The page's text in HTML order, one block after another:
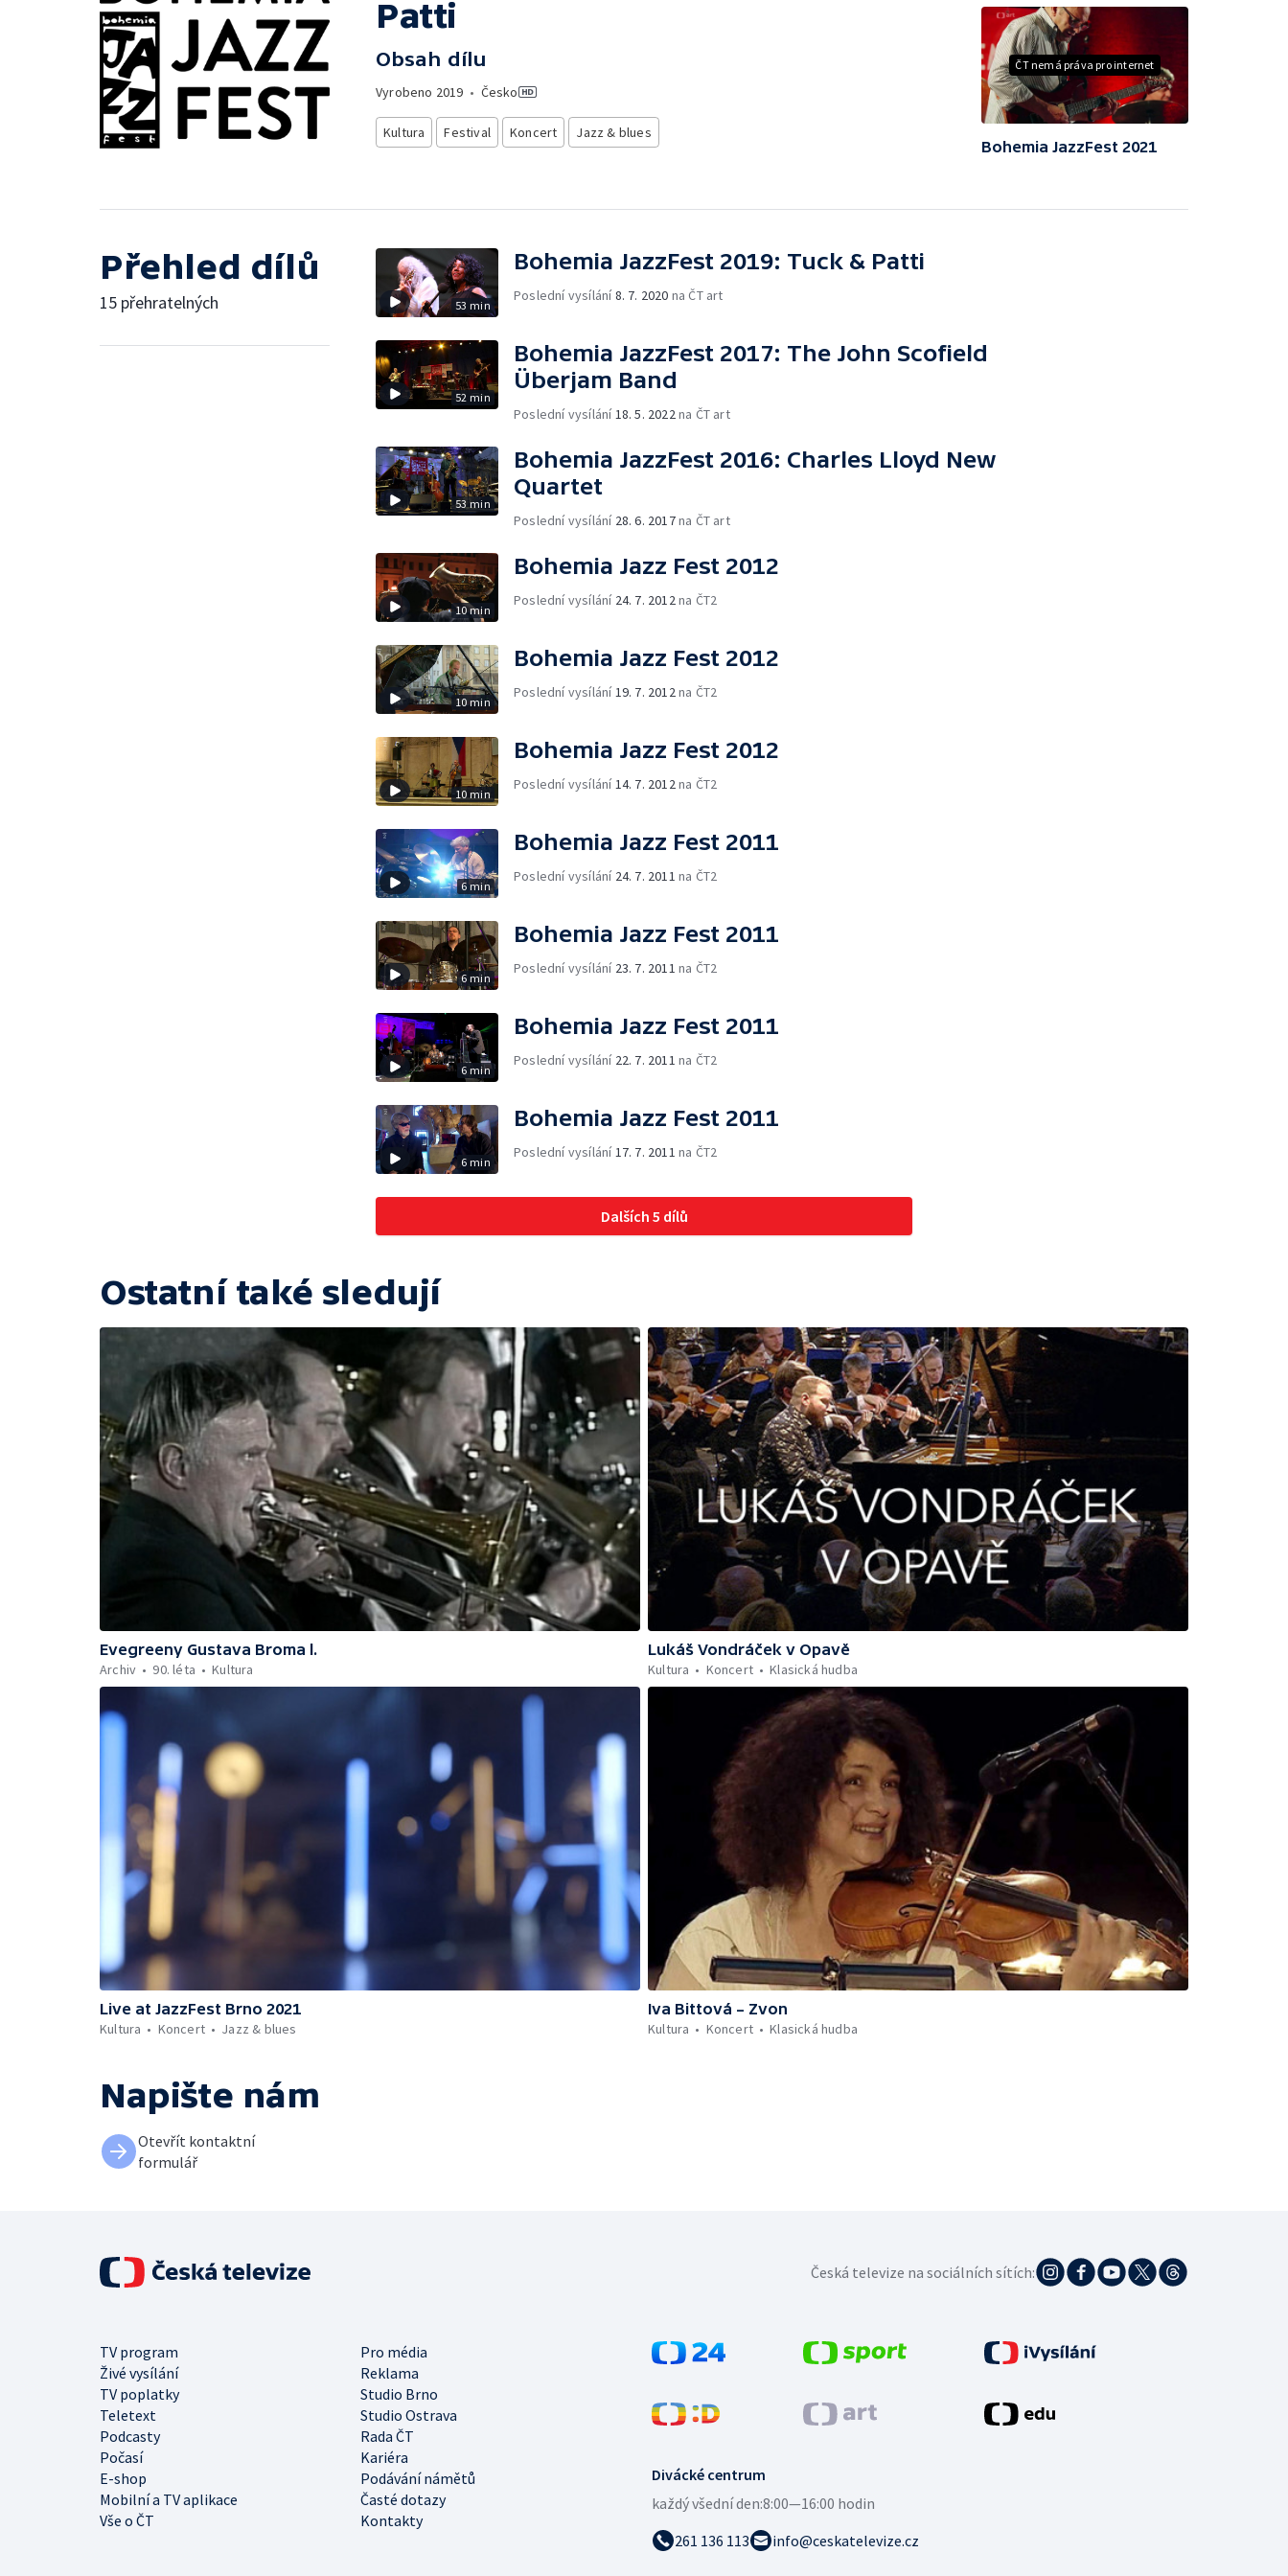
Patti
Obsah dílu
Vyrobeno 2019 • Česko
Kultura Festival Koncert Jazz & blues
ČT nemá práva pro internet
Bohemia JazzFest 2021
Přehled dílů
15 přehratelných 53 min
Bohemia JazzFest 2019: Tuck & Patti
Poslední vysílání8. 7. 2020 na ČT art
52 min
Bohemia JazzFest 2017: The John Scofield
Überjam Band
Poslední vysílání 18. 5. 2022 na ČT art
53 min
Bohemia JazzFest 2016: Charles Lloyd New
Quartet
Poslední vysílání 28. 6. 2017na ČT art
10 min
Bohemia Jazz Fest 2012
Poslední vysílání 24. 7. 2012 na ČT2
10 min
Bohemia Jazz Fest 2012
Poslední vysílání 19. 7. 2012 na ČT2
10 min
Bohemia Jazz Fest 2012
Poslední vysílání 14. 7. 2012 na ČT2
6 min
Bohemia Jazz Fest 2011
Poslední vysílání 24. 7. 2011 na ČT2
6 min
Bohemia Jazz Fest 2011
Poslední vysílání 23. 7. 2011 na ČT2
6 min
Bohemia Jazz Fest 2011
Poslední vysílání 22. 7. 2011 na ČT2
6 min
Bohemia Jazz Fest 2011
Poslední vysílání 17. 7. 2011 na ČT2
Dalších 5 dílů
Ostatní také sledují
Evegreeny Gustava Broma l.
Archiv
90. léta Kultura
Lukáš Vondráček v Opavě
Kultura
Koncert Klasická hudba
Live at JazzFest Brno 2021
Kultura
Koncert Jazz & blues
Iva Bittová – Zvon
Kultura
Koncert Klasická hudba
Napište nám
Otevřít kontaktní
formulář
Divácké centrum
každý všední den:8:00—16:00 hodin
261 136 113
info@ceskatelevize.cz
TV program
Pro média
Živé vysílání
Reklama
TV poplatky
Studio Brno
Teletext
Studio Ostrava
Podcasty
Rada ČT
Počasí
Kariéra
E-shop
Podávání námětů
Mobilní a TV aplikace
Časté dotazy
Vše o ČT
Kontakty
Česká televize na sociálních sítích: